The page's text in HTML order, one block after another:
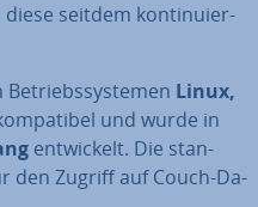
diese seitdem kon­ti­nu­ier­
Be­triebs­sys­te­men Linux,
und wurde in
ent­wi­ckelt. Die stan­
den Zugriff auf Couch-Da­